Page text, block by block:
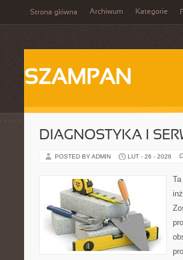
Strona główna Archiwum Kategorie
SZAMPAN
DIAGNOSTYKA I
POSTED BY ADMIN LUT - 26 - 2026